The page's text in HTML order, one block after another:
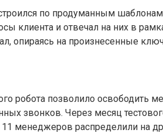
по продуманным
клиента и отвечал на них в
опираясь на произнесенные
робота позволило освободить
звонков. Через месяц
11 менеджеров распределили на